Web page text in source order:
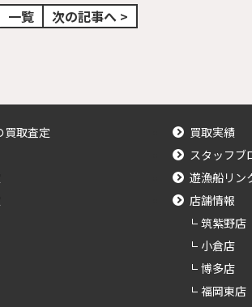
一覧 次の記事へ >
買取査定
買取実績
スタッフブ
遊漁船リン
店舗情報
筑紫野店
小倉店
博多店
福岡東店